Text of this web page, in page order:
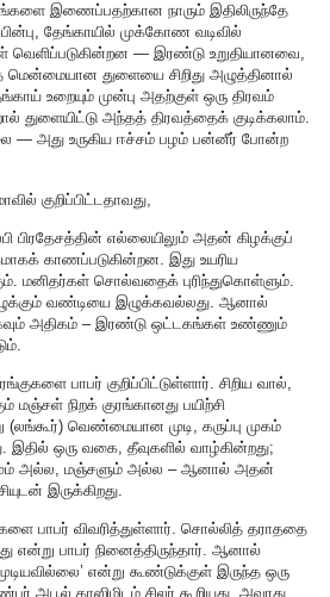
இணைப்பதற்கான நாரும் இதிலிருந்தே
தேங்காயில் முக்கோண வடிவில்
வெளிப்படுகின்றன — இரண்டு உறுதியானவை,
துளையை சிறிது அழுத்தினால்
உறையும் முன்பு அதற்குள் ஒரு திரவம்
துளையிட்டு அந்தத் திரவத்தைக் குடிக்கலாம்.
அது உருகிய ஈச்சம் பழம் பன்னீர் போன்ற
குறிப்பிட்டதாவது,
பிரதேசத்தின் எல்லையிலும் அதன் கிழக்குப்
காணப்படுகின்றன. இது உயரிய
மனிதர்கள் சொல்வதைக் புரிந்துகொள்ளும்.
வண்டியை இழுக்கவல்லது. ஆனால்
அதிகம் – இரண்டு ஒட்டகங்கள் உண்ணும்
பாபர் குறிப்பிட்டுள்ளார். சிறிய வால்,
நிறக் குரங்கானது பயிற்சி
வெண்மையான முடி, கருப்பு முகம்
ஒரு வகை, தீவுகளில் வாழ்கின்றது;
அல்ல, மஞ்சளும் அல்ல – ஆனால் அதன்
இருக்கிறது.
பாபர் விவரித்துள்ளார். சொல்லித் தராததை
என்று பாபர் நினைத்திருந்தார். ஆனால்
என்று கூண்டுக்குள் இருந்த ஒரு
அபூல் காஸிமிடம் சிலர் கூறியது, அவரது